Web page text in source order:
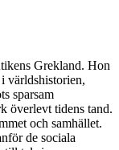
Grekland. Hon
världshistorien,
sparsam
överlevt tidens tand.
och samhället.
de sociala